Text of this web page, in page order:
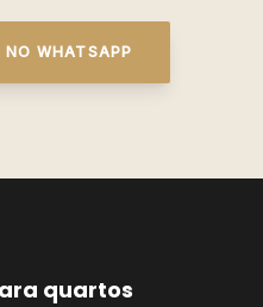
NO WHATSAPP
quartos